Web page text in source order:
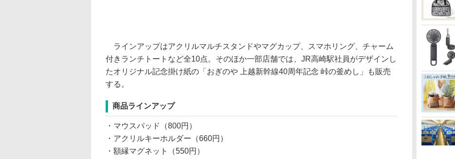
ラインアップはアクリルマルチスタンドやマグカップ、スマホリング、チャーム
付きランチトートなど全10点。そのほか一部店舗では、JR高崎駅社員がデザインし
たオリジナル記念掛け紙の「おぎのや 上越新幹線40周年記念 峠の釜めし」も販売
する。
商品ラインアップ
・マウスパッド（800円）
・アクリルキーホルダー（660円）
・額縁マグネット（550円）